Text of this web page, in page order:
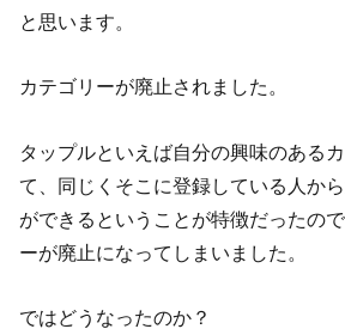
と思います。
カテゴリーが廃止されました。
タップルといえば自分の興味のある
て、同じくそこに登録している人か
ができるということが特徴だったの
ーが廃止になってしまいました。
ではどうなったのか？